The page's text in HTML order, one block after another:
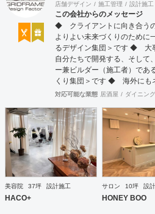
店舗デザイン
施工管理 設計施工
この会社からのメッセージ
◆ クライアントに向き合うの
よりよい未来づくりのため
るデザイン集団＞です ◆ 大
自分たちで開発する、そして
ー兼ビルダー（施工者）で
くり集団＞です ◆ 海外にも
国語に堪能なスタッフたちが
工案件、設計＋造作物の案件
多様な請負形態が可能です。
な素材を用いた制作が可能で
縁な特定防火設備（鉄扉）な
とも可能です。
https://gridframe.co.jp/
込む空間 https://
対応可能な業態 居酒屋 ダイニン
美容院 37坪 設計施工
HACO+
サロン 10坪 設
HONEY BOO